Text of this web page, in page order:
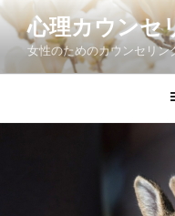
コ
ン
ン
心理カウン
女性のためのカウンセリ